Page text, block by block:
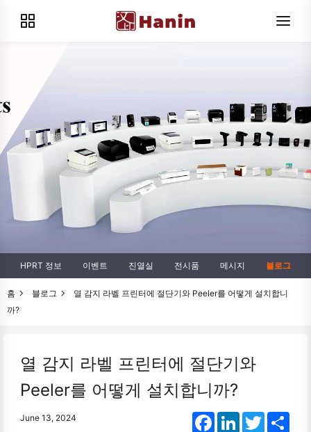
HPRT 정보 이벤트 진열실 전시품 메시지 블로그
홈 블로그
열 감지 라벨 프린터에 절단기와 Peeler를 어떻게 설치합니
까?
열 감지 라벨 프린터에 절단기와
Peeler를 어떻게 설치합니까?
June 13, 2024 FacebookLinkedInTwitter